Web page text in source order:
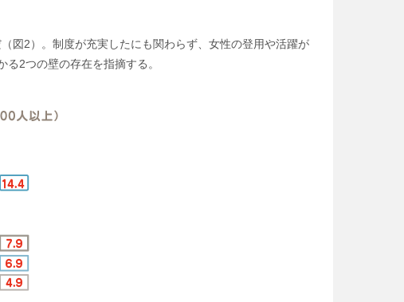
図2）。制度が充実したにも関わらず、女性の登用や活躍が
2つの壁の存在を指摘する。